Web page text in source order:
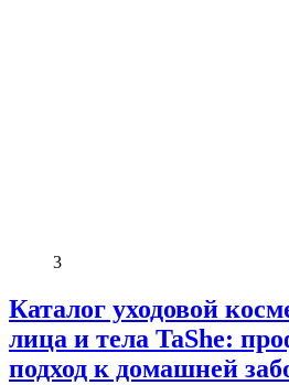
3
Каталог уходовой
лица и тела TaShe:
подход к домашней